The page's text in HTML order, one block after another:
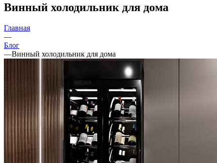
Винный холодильник для дома
Главная
—
Блог
—Винный холодильник для дома